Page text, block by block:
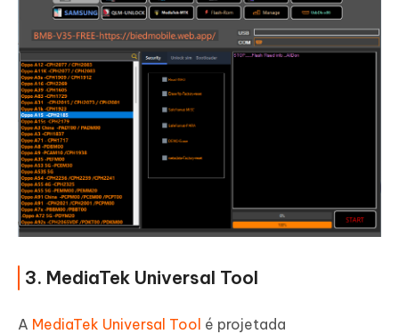
3. MediaTek Universal Tool
A MediaTek Universal Tool é projetada